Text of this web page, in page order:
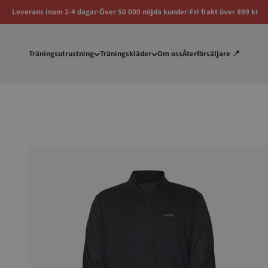
Leverans inom 2-4 dagar∙Över 50 000 nöjda kunder∙Fri frakt över 899 kr
Träningsutrustning Träningskläder Om ossÅterförsäljare 📍